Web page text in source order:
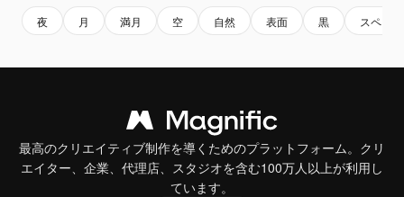
夜 月 満月 空 自然 表面 黒 スペース
最高のクリエイティブ制作を導くためのプラットフォーム。クリ
エイター、企業、代理店、スタジオを含む100万人以上が利用し
ています。